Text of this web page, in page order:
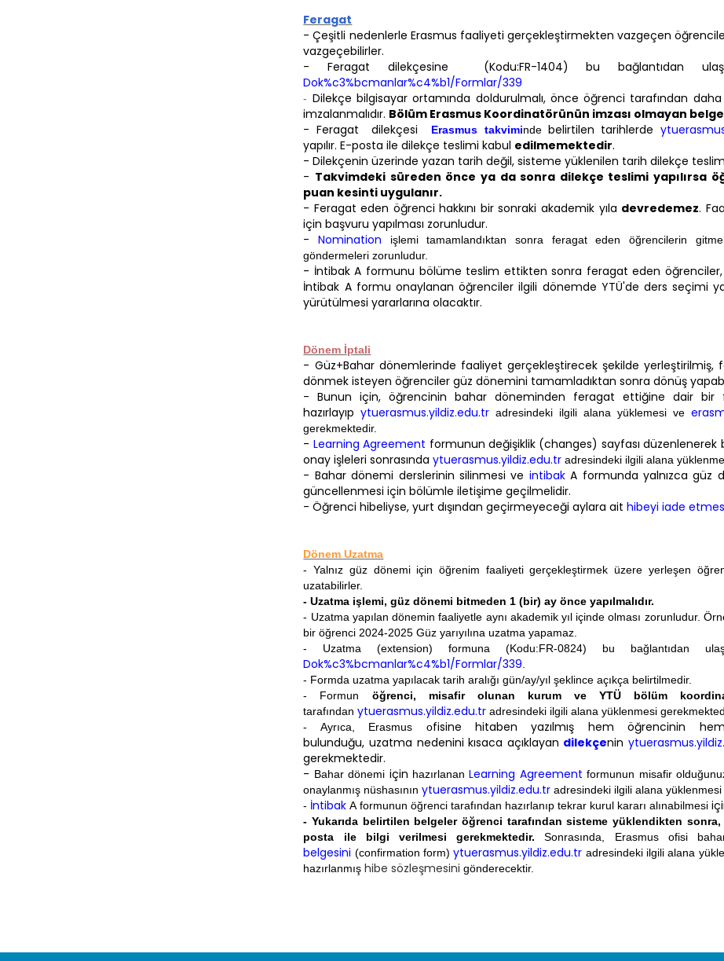
Feragat
- Çeşitli nedenlerle Erasmus faaliyeti gerçekleştirmekten vazgeçen
vazgeçebilirler.
- Feragat dilekçesine (Kodu:FR-1404) bu bağlantıdan
Dok%c3%bcmanlar%c4%b1/Formlar/339
- Dilekçe bilgisayar ortamında doldurulmalı, önce öğrenci tarafından
imzalanmalıdır. Bölüm Erasmus Koordinatörünün imzası olmayan
- Feragat
dilekçesi Erasmus takvimindebelirtilen tarihlerde
yapılır. E-posta ile dilekçe teslimi kabul edilmemektedir.
- Dilekçenin üzerinde yazan tarih değil, sisteme yüklenilen tarih dilekçe
- Takvimdeki süreden önce ya da sonra dilekçe teslimi yapılırsa
puan kesinti uygulanır.
- Feragat eden öğrenci hakkını bir sonraki akademik yıla devredemez.
için başvuru yapılması zorunludur.
-Nomination
işlemi tamamlandıktan sonra feragat eden öğrencilerin
göndermeleri zorunludur.
- İntibak A formunu bölüme teslim ettikten sonra feragat eden
İntibak A formu onaylanan öğrenciler ilgili dönemde YTÜ'de ders seçimi
yürütülmesi yararlarına olacaktır.
Dönem İptali
- Güz+Bahar dönemlerinde faaliyet gerçekleştirecek şekilde yerleştirilmiş,
dönmek isteyen öğrenciler güz dönemini tamamladıktan sonra dönüş
- Bunun için, öğrencinin bahar döneminden feragat ettiğine dair bir
hazırlayıpytuerasmus.yildiz.edu.tr adresindeki ilgili alana yüklemesi ve
gerekmektedir.
- Learning Agreement formunun değişiklik (changes) sayfası
onay işleleri sonrasındaytuerasmus.yildiz.edu.tr adresindeki ilgili alana
- Bahar dönemi derslerinin silinmesi ve intibakA formunda yalnızca güz
güncellenmesi için bölümle iletişime geçilmelidir.
- Öğrenci hibeliyse, yurt dışından geçirmeyeceği aylara aithibeyi iade
Dönem Uzatma
- Yalnız güz dönemi için öğrenim faaliyeti gerçekleştirmek üzere yerleşen
uzatabilirler.
- Uzatma işlemi, güz dönemi bitmeden 1 (bir) ay önce yapılmalıdır.
- Uzatma yapılan dönemin faaliyetle aynı akademik yıl içinde olması zorunludur.
bir öğrenci 2024-2025 Güz yarıyılına uzatma yapamaz.
- Uzatma (extension) formuna (Kodu:FR-0824) bu bağlantıdan
Dok%c3%bcmanlar%c4%b1/Formlar/339
- Formda uzatma yapılacak tarih aralığı gün/ay/yıl şeklince açıkça belirtilmedir.
- Formun öğrenci, misafir olunan kurum ve YTÜ bölüm
tarafındanytuerasmus.yildiz.edu.tr adresindeki ilgili alana yüklenmesi
- Ayrıca, Erasmus ofisine hitaben yazılmış hem öğrencinin
bulunduğu, uzatma nedenini kısaca açıklayan dilekçenin
gerekmektedir.
- Bahar dönemi için hazırlananLearning Agreement formunun misafir
onaylanmış nüshasınınytuerasmus.yildiz.edu.tr adresindeki ilgili alana yüklenmesi
- İntibakAformunun öğrenci tarafından hazırlanıp tekrar kurul kararı alınabilmesi
- Yukarıda belirtilen belgeler öğrenci tarafından sisteme yüklendikten
posta ile bilgi verilmesi gerekmektedir.Sonrasında, Erasmus ofisi
belgesini (confirmation form)ytuerasmus.yildiz.edu.tr adresindeki ilgili alana
hazırlanmışhibe sözleşmesini gönderecektir.